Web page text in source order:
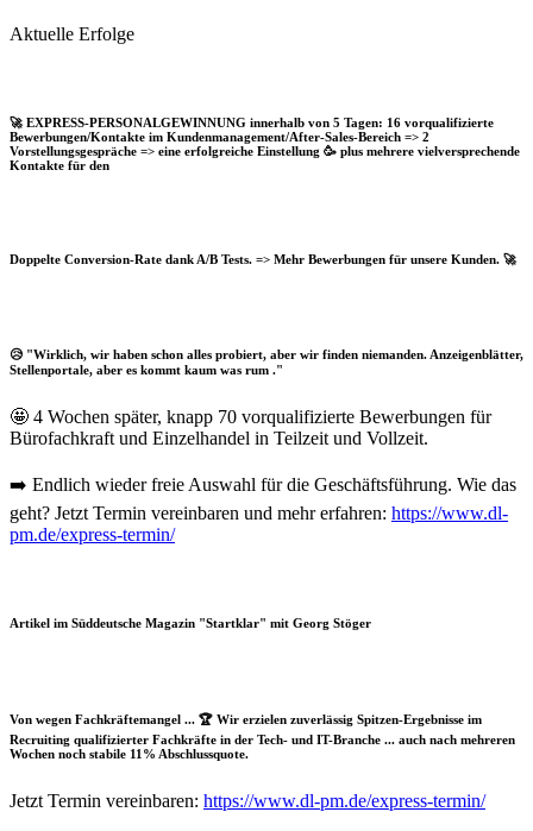
Aktuelle Erfolge
🚀 EXPRESS-PERSONALGEWINNUNG innerhalb von 5 Tagen: 16 vorqualifizierte
Bewerbungen/Kontakte im Kundenmanagement/After-Sales-Bereich => 2
Vorstellungsgespräche => eine erfolgreiche Einstellung 🥳 plus mehrere vielversprechende
Kontakte für den
Doppelte Conversion-Rate dank A/B Tests. => Mehr Bewerbungen für unsere Kunden. 🚀
😥 "Wirklich, wir haben schon alles probiert, aber wir finden niemanden. Anzeigenblätter,
Stellenportale, aber es kommt kaum was rum ."
🤩 4 Wochen später, knapp 70 vorqualifizierte Bewerbungen für
Bürofachkraft und Einzelhandel in Teilzeit und Vollzeit.
➡️ Endlich wieder freie Auswahl für die Geschäftsführung. Wie das
geht? Jetzt Termin vereinbaren und mehr erfahren: https://www.dl-
pm.de/express-termin/
Artikel im Süddeutsche Magazin "Startklar" mit Georg Stöger
Von wegen Fachkräftemangel ... 🏆 Wir erzielen zuverlässig Spitzen-Ergebnisse im
Recruiting qualifizierter Fachkräfte in der Tech- und IT-Branche ... auch nach mehreren
Wochen noch stabile 11% Abschlussquote.
Jetzt Termin vereinbaren: https://www.dl-pm.de/express-termin/